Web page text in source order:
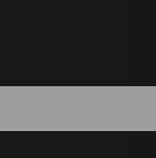
tutta tranquillità il web,